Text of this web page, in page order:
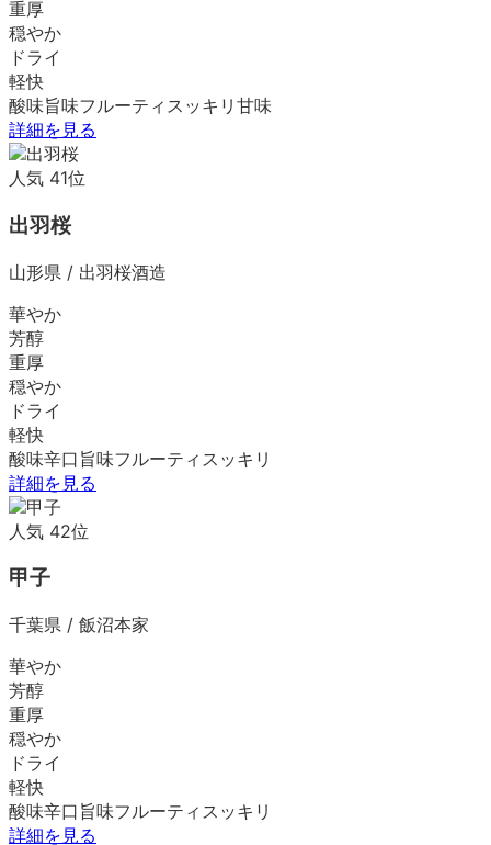
重厚
穏やか
ドライ
軽快
酸味旨味フルーティ スッキリ 甘味
詳細を見る
人気 41位
出羽桜
山形県 / 出羽桜酒造
華やか
芳醇
重厚
穏やか
ドライ
軽快
酸味辛口 旨味フルーティ スッキリ
詳細を見る
人気 42位
甲子
千葉県 / 飯沼本家
華やか
芳醇
重厚
穏やか
ドライ
軽快
酸味辛口 旨味フルーティ スッキリ
詳細を見る